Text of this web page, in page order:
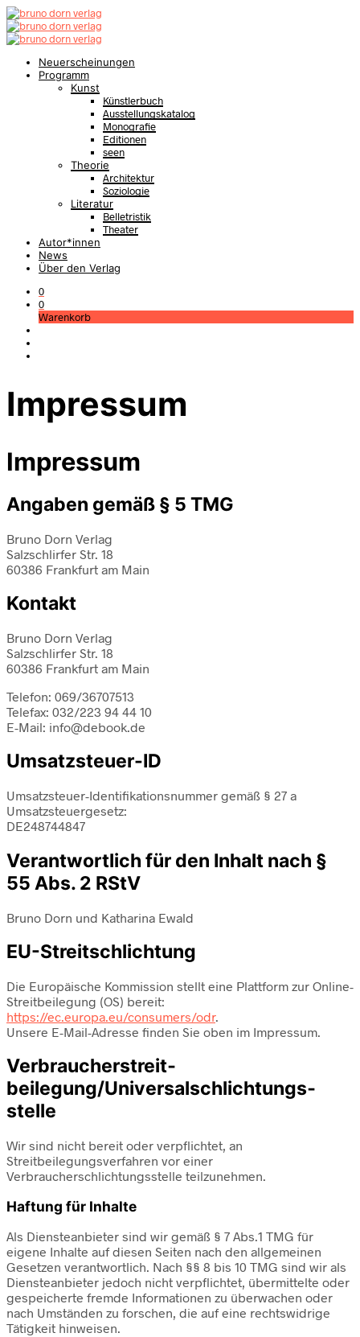
Neuerscheinungen
Programm
Kunst
Künstlerbuch
Ausstellungskatalog
Monografie
Editionen
seen
Theorie
Architektur
Soziologie
Literatur
Belletristik
Theater
Autor*innen
News
Über den Verlag
0
0
Warenkorb
Impressum
Impressum
Angaben gemäß § 5 TMG
Bruno Dorn Verlag
Salzschlirfer Str. 18
60386 Frankfurt am Main
Kontakt
Bruno Dorn Verlag
Salzschlirfer Str. 18
60386 Frankfurt am Main
Telefon: 069/36707513
Telefax: 032/223 94 44 10
E-Mail: info@debook.de
Umsatzsteuer-ID
Umsatzsteuer-Identifikationsnummer gemäß § 27 a
Umsatzsteuergesetz:
DE248744847
Verantwortlich für den Inhalt nach §
55 Abs. 2 RStV
Bruno Dorn und Katharina Ewald
EU-Streitschlichtung
Die Europäische Kommission stellt eine Plattform zur Online-
Streitbeilegung (OS) bereit:
https://ec.europa.eu/consumers/odr.
Unsere E-Mail-Adresse finden Sie oben im Impressum.
Verbraucher­streit­
beilegung/Universal­schlichtungs­
stelle
Wir sind nicht bereit oder verpflichtet, an
Streitbeilegungsverfahren vor einer
Verbraucherschlichtungsstelle teilzunehmen.
Haftung für Inhalte
Als Diensteanbieter sind wir gemäß § 7 Abs.1 TMG für
eigene Inhalte auf diesen Seiten nach den allgemeinen
Gesetzen verantwortlich. Nach §§ 8 bis 10 TMG sind wir als
Diensteanbieter jedoch nicht verpflichtet, übermittelte oder
gespeicherte fremde Informationen zu überwachen oder
nach Umständen zu forschen, die auf eine rechtswidrige
Tätigkeit hinweisen.